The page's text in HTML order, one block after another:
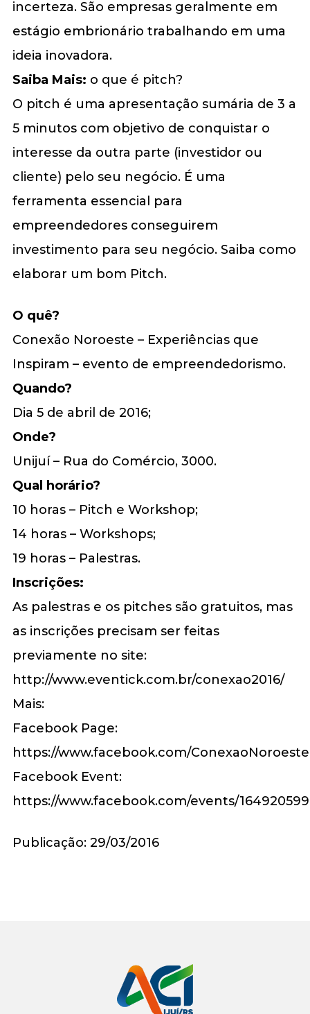
incerteza. São empresas geralmente em
estágio embrionário trabalhando em uma
ideia inovadora.
Saiba Mais: o que é pitch?
O pitch é uma apresentação sumária de 3 a
5 minutos com objetivo de conquistar o
interesse da outra parte (investidor ou
cliente) pelo seu negócio. É uma
ferramenta essencial para
empreendedores conseguirem
investimento para seu negócio. Saiba como
elaborar um bom Pitch.
O quê?
Conexão Noroeste – Experiências que
Inspiram – evento de empreendedorismo.
Quando?
Dia 5 de abril de 2016;
Onde?
Unijuí – Rua do Comércio, 3000.
Qual horário?
10 horas – Pitch e Workshop;
14 horas – Workshops;
19 horas – Palestras.
Inscrições:
As palestras e os pitches são gratuitos, mas
as inscrições precisam ser feitas
previamente no site:
http://www.eventick.com.br/conexao2016/
Mais:
Facebook Page:
https://www.facebook.com/
Facebook Event:
https://www.facebook.com/events/
Publicação: 29/03/2016